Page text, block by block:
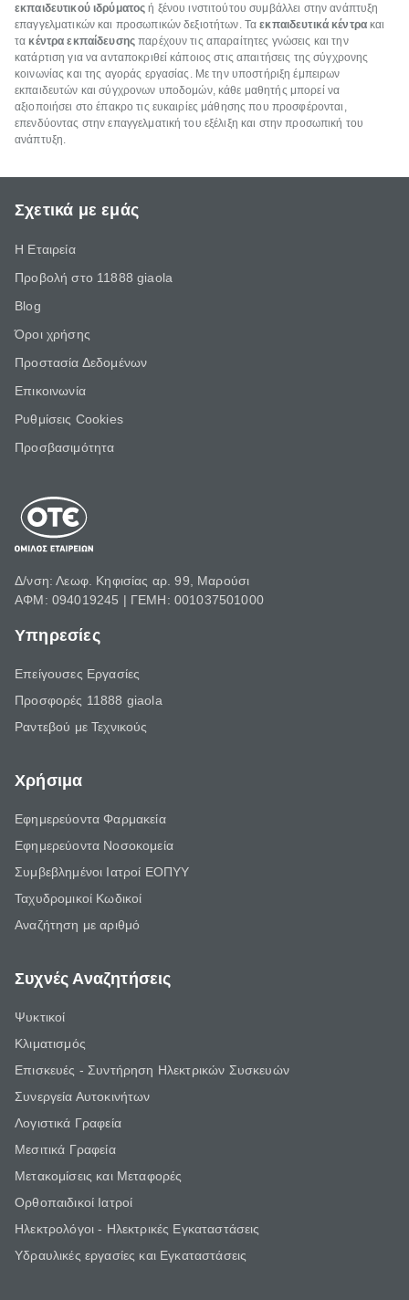
εκπαιδευτικού ιδρύματος ή ξένου ινστιτούτου συμβάλλει στην ανάπτυξη
επαγγελματικών και προσωπικών δεξιοτήτων. Ταεκπαιδευτικά κέντρακαι
τα κέντρα εκπαίδευσηςπαρέχουν τις απαραίτητες γνώσεις και την
κατάρτιση για να ανταποκριθεί κάποιος στις απαιτήσεις της σύγχρονης
κοινωνίας και της αγοράς εργασίας. Με την υποστήριξη έμπειρων
εκπαιδευτών και σύγχρονων υποδομών, κάθε μαθητής μπορεί να
αξιοποιήσει στο έπακρο τις ευκαιρίες μάθησης που προσφέρονται,
επενδύοντας στην επαγγελματική του εξέλιξη και στην προσωπική του
ανάπτυξη.
Σχετικά με εμάς
Η Εταιρεία
Προβολή στο 11888 giaola
Blog
Όροι χρήσης
Προστασία Δεδομένων
Επικοινωνία
Ρυθμίσεις Cookies
Προσβασιμότητα
Δ/νση: Λεωφ. Κηφισίας αρ. 99, Μαρούσι
ΑΦΜ: 094019245 | ΓΕΜΗ: 001037501000
Υπηρεσίες
Επείγουσες Εργασίες
Προσφορές 11888 giaola
Ραντεβού με Τεχνικούς
Χρήσιμα
Εφημερεύοντα Φαρμακεία
Εφημερεύοντα Νοσοκομεία
Συμβεβλημένοι Ιατροί ΕΟΠΥΥ
Ταχυδρομικοί Κωδικοί
Αναζήτηση με αριθμό
Συχνές Αναζητήσεις
Ψυκτικοί
Κλιματισμός
Επισκευές - Συντήρηση Ηλεκτρικών Συσκευών
Συνεργεία Αυτοκινήτων
Λογιστικά Γραφεία
Μεσιτικά Γραφεία
Μετακομίσεις και Μεταφορές
Ορθοπαιδικοί Ιατροί
Ηλεκτρολόγοι - Ηλεκτρικές Εγκαταστάσεις
Υδραυλικές εργασίες και Εγκαταστάσεις